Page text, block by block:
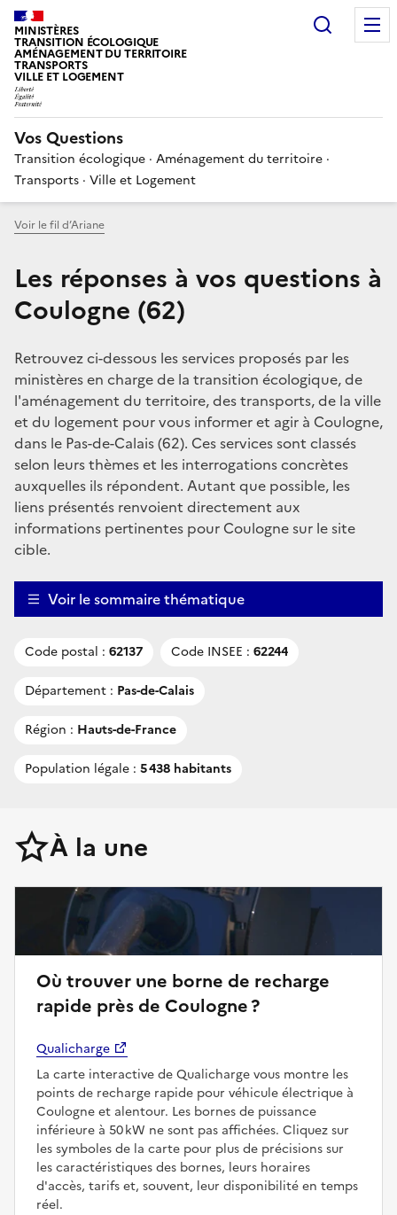
MINISTÈRES
TRANSITION ÉCOLOGIQUE
AMÉNAGEMENT DU TERRITOIRE
TRANSPORTS
VILLE ET LOGEMENT
Vos Questions
Transition écologique · Aménagement du territoire ·
Transports · Ville et Logement
Voir le fil d’Ariane
Les réponses à vos questions à
Coulogne (62)
Retrouvez ci-dessous les services proposés par les
ministères en charge de la transition écologique, de
l'aménagement du territoire, des transports, de la ville
et du logement pour vous informer et agir à Coulogne,
dans le Pas-de-Calais (62). Ces services sont classés
selon leurs thèmes et les interrogations concrètes
auxquelles ils répondent. Autant que possible, les
liens présentés renvoient directement aux
informations pertinentes pour Coulogne sur le site
cible.
Voir le sommaire thématique
Code postal : 62137 Code INSEE : 62244
Département : Pas-de-Calais
Région : Hauts-de-France
Population légale : 5 438 habitants
À la une
Où trouver une borne de recharge
rapide près de Coulogne ?
Qualicharge
La carte interactive de Qualicharge vous montre les
points de recharge rapide pour véhicule électrique à
Coulogne et alentour. Les bornes de puissance
inférieure à 50 kW ne sont pas affichées. Cliquez sur
les symboles de la carte pour plus de précisions sur
les caractéristiques des bornes, leurs horaires
d'accès, tarifs et, souvent, leur disponibilité en temps
réel.